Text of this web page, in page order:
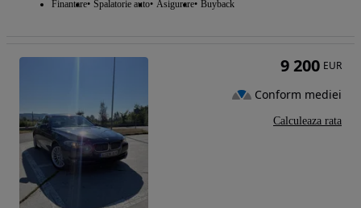
Finantare Spalatorie auto Asigurare Buyback
9 200 EUR
Conform mediei
Calculeaza rata